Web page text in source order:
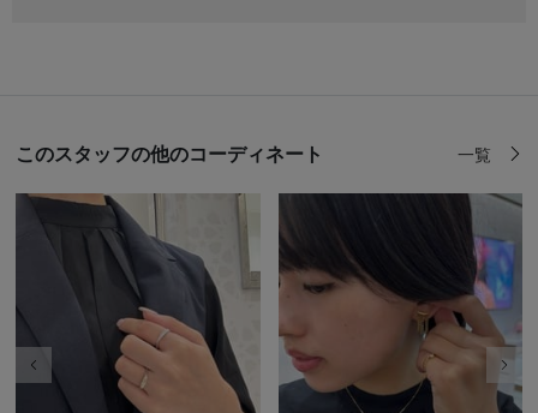
このスタッフの他のコーディネート 一覧